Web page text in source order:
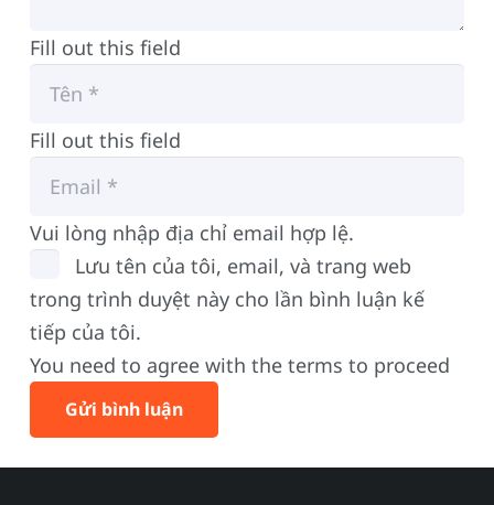
Fill out this field
Fill out this field
Vui lòng nhập địa chỉ email hợp lệ.
Lưu tên của tôi, email, và trang web
trong trình duyệt này cho lần bình luận kế
tiếp của tôi.
You need to agree with the terms to proceed
Gửi bình luận